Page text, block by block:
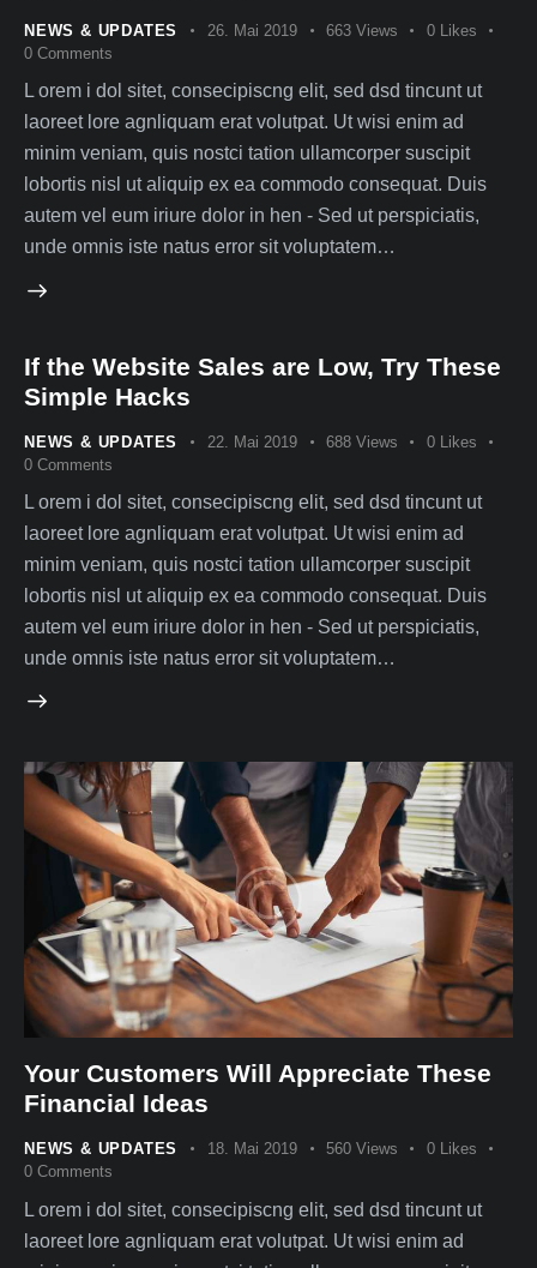
NEWS & UPDATES 26. Mai 2019 663 Views 0
Likes
0 Comments
L orem i dol sitet, consecipiscng elit, sed dsd tincunt ut
laoreet lore agnliquam erat volutpat. Ut wisi enim ad
minim veniam, quis nostci tation ullamcorper suscipit
lobortis nisl ut aliquip ex ea commodo consequat. Duis
autem vel eum iriure dolor in hen - Sed ut perspiciatis,
unde omnis iste natus error sit voluptatem…
If the Website Sales are Low, Try These
Simple Hacks
NEWS & UPDATES 22. Mai 2019 688 Views 0 Likes
0 Comments
L orem i dol sitet, consecipiscng elit, sed dsd tincunt ut
laoreet lore agnliquam erat volutpat. Ut wisi enim ad
minim veniam, quis nostci tation ullamcorper suscipit
lobortis nisl ut aliquip ex ea commodo consequat. Duis
autem vel eum iriure dolor in hen - Sed ut perspiciatis,
unde omnis iste natus error sit voluptatem…
Your Customers Will Appreciate These
Financial Ideas
NEWS & UPDATES 18. Mai 2019 560 Views 0 Likes
0 Comments
L orem i dol sitet, consecipiscng elit, sed dsd tincunt ut
laoreet lore agnliquam erat volutpat. Ut wisi enim ad